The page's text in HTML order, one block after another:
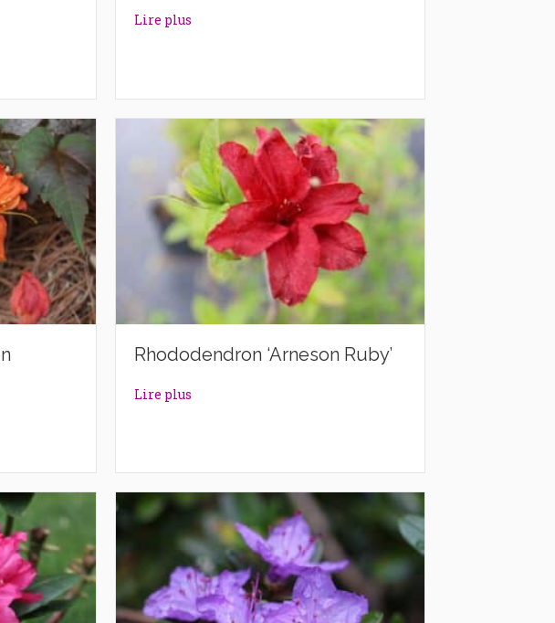
Lire plus
Rhododendron ‘Arneson Ruby’
Lire plus